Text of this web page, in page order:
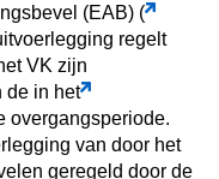
(EAB) (
regelt
VK zijn
de in het
overgangsperiode.
van door het
geregeld door de